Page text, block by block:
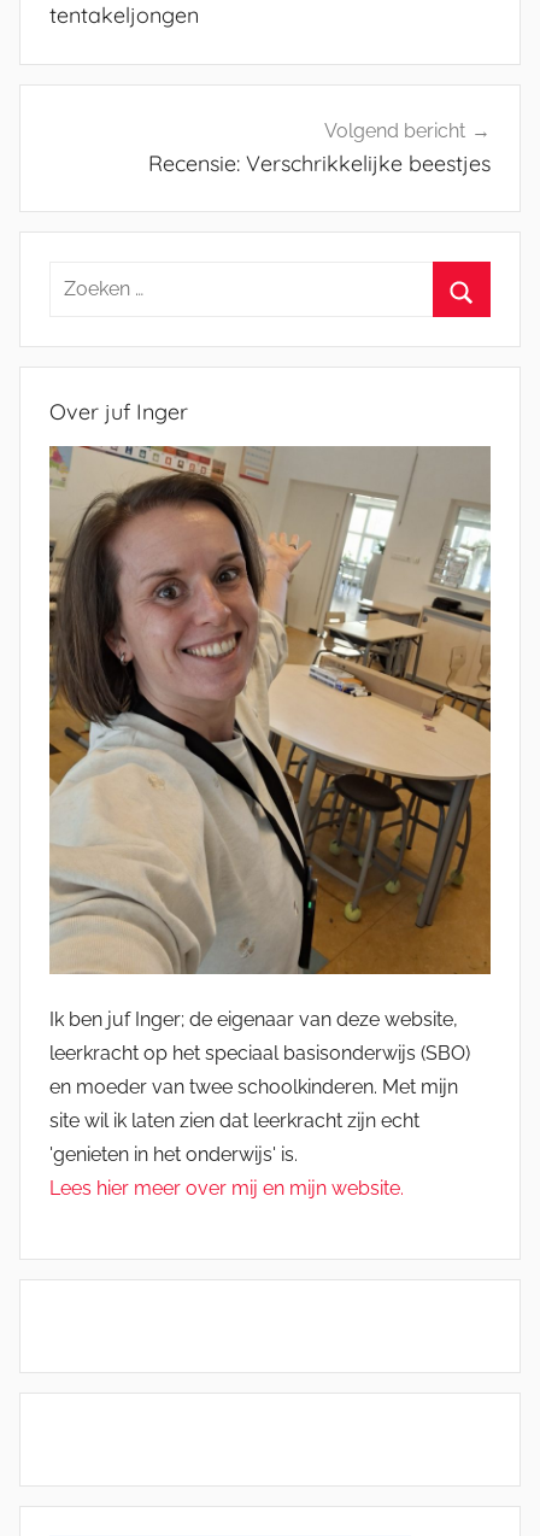
tentakeljongen
Volgend bericht
Recensie: Verschrikkelijke beestjes
Zoeken
Over juf Inger
Ik ben juf Inger; de eigenaar van deze website,
leerkracht op het speciaal basisonderwijs (SBO)
en moeder van twee schoolkinderen. Met mijn
site wil ik laten zien dat leerkracht zijn echt
'genieten in het onderwijs' is.
Lees hier meer over mij en mijn website.